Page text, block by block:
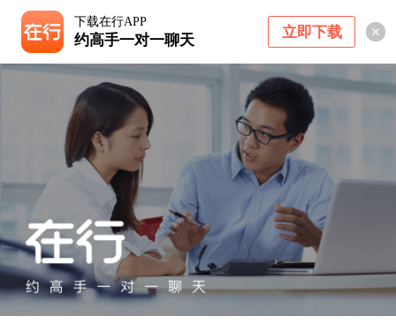
下载在行APP
约高手一对一聊天 立即下载